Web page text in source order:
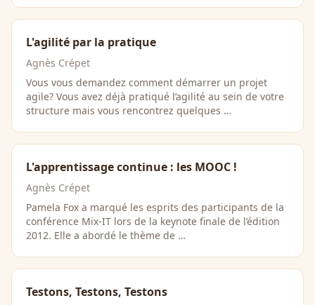
L'agilité par la pratique
Agnès Crépet
Vous vous demandez comment démarrer un projet
agile? Vous avez déjà pratiqué l’agilité au sein de votre
structure mais vous rencontrez quelques …
L'apprentissage continue : les MOOC !
Agnès Crépet
Pamela Fox a marqué les esprits des participants de la
conférence Mix-IT lors de la keynote finale de l’édition
2012. Elle a abordé le thème de …
Testons, Testons, Testons